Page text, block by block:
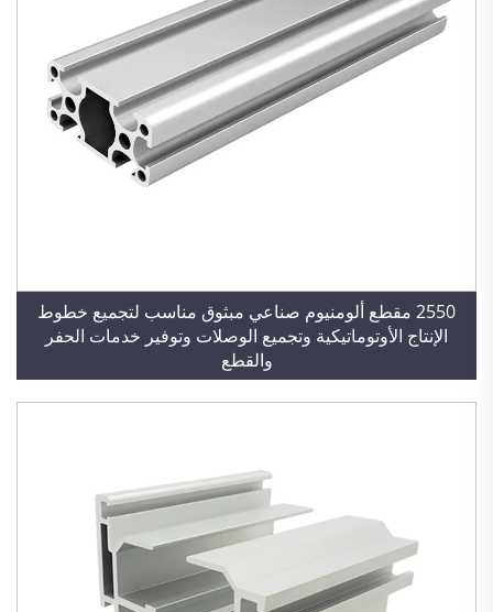
2550 مقطع ألومنيوم صناعي مبثوق مناسب لتجميع خطوط
الإنتاج الأوتوماتيكية وتجميع الوصلات وتوفير خدمات الحفر
والقطع